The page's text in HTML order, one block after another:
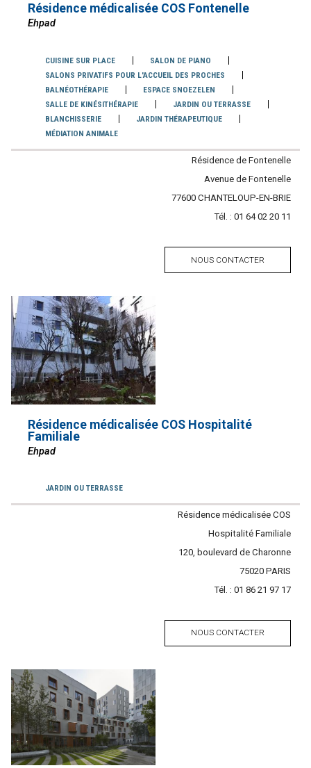
Résidence médicalisée COS Fontenelle
Ehpad
Services
CUISINE SUR PLACE
SALON DE PIANO
SALONS PRIVATIFS POUR L'ACCUEIL DES PROCHES
BALNÉOTHÉRAPIE
ESPACE SNOEZELEN
SALLE DE KINÉSITHÉRAPIE
JARDIN OU TERRASSE
BLANCHISSERIE
JARDIN THÉRAPEUTIQUE
MÉDIATION ANIMALE
Contacter
l'établissement
Résidence de Fontenelle
Avenue de Fontenelle
Code
77600 Ville
CHANTELOUP-EN-BRIE
Tél. : Tél.
01 64 02 20 11
NOUS CONTACTER
Résidence médicalisée COS Hospitalité
Familiale
Ehpad
Services
JARDIN OU TERRASSE
Contacter
l'établissement
Résidence médicalisée COS
Hospitalité Familiale
Adresse
120, boulevard de Charonne
Code
postal
75020 Ville
PARIS
Tél. : Tél.
01 86 21 97 17
NOUS CONTACTER